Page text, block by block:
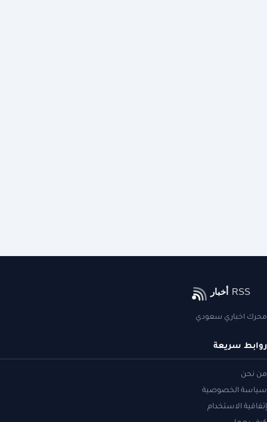
محرك اخباري سعودي
روابط سريعة
من نحن
سياسة الخصوصية
إتفاقية الاستخدام